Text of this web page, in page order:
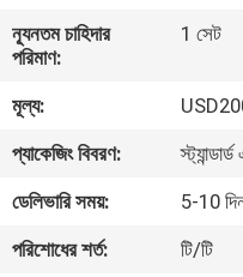
কারখানা
মান
নিয়ন্ত্রণ
ন্যূনতম চাহিদার
পরিমাণ:
1 সেট
মূল্য:
প্যাকেজিং বিবরণ:
ডেলিভারি সময়:
5-10
পরিশোধের শর্ত:
টি/টি